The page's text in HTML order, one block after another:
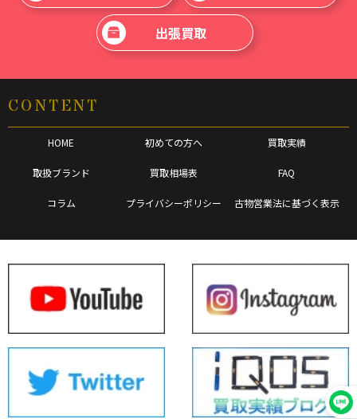
出張買取
CONTENT
HOME 初めての方へ 買取実績
取扱ブランド 買取相場表 FAQ
コラム プライバシーポリシー 古物営業法に基づく表示